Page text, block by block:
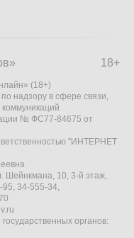
18+
(18+)
надзору в сфере связи,
№ ФС77-84675 от
"ИНТЕРНЕТ
Шейнкмана, 10, 3-й этаж,
95, 34-555-34,
органов: